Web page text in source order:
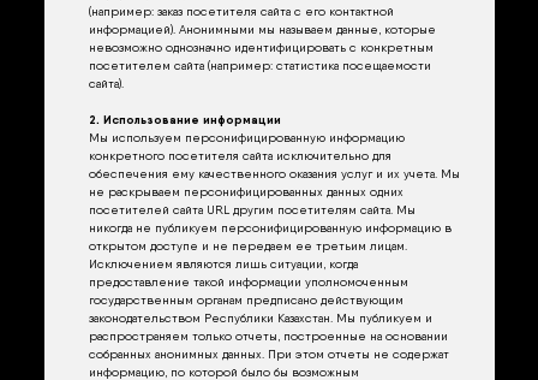
(например: заказ посетителя сайта с его контактной
информацией). Анонимными мы называем данные, которые
невозможно однозначно идентифицировать с конкретным
посетителем сайта (например: статистика посещаемости
сайта).
2. Использование информации
Мы используем персонифицированную информацию
конкретного посетителя сайта исключительно для
обеспечения ему качественного оказания услуг и их учета. Мы
не раскрываем персонифицированных данных одних
посетителей сайта URL другим посетителям сайта. Мы
никогда не публикуем персонифицированную информацию в
открытом доступе и не передаем ее третьим лицам.
Исключением являются лишь ситуации, когда
предоставление такой информации уполномоченным
государственным органам предписано действующим
законодательством Республики Казахстан. Мы публикуем и
распространяем только отчеты, построенные на основании
собранных анонимных данных. При этом отчеты не содержат
информацию, по которой было бы возможным